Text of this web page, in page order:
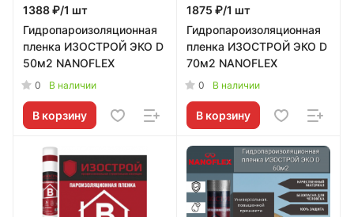
1388 ₽/1 шт
Гидропароизоляционная
пленка ИЗОСТРОЙ ЭКО D
50м2 NANOFLEX
0 В наличии
В корзину
1875 ₽/1 шт
Гидропароизоляционная
пленка ИЗОСТРОЙ ЭКО D
70м2 NANOFLEX
0 В наличии
В корзину